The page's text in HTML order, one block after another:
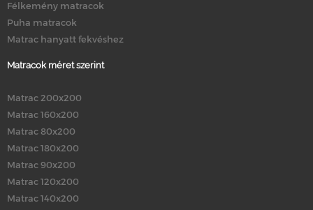
Félkemény matracok
Puha matracok
Matrac hanyatt fekvéshez
Matracok méret szerint
Matrac 200x200
Matrac 160x200
Matrac 80x200
Matrac 180x200
Matrac 90x200
Matrac 120x200
Matrac 140x200